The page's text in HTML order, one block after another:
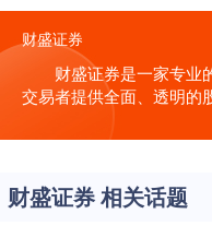
财盛证券
财盛证券是一家专业
交易者提供全面、透明的
财盛证券 相关话题